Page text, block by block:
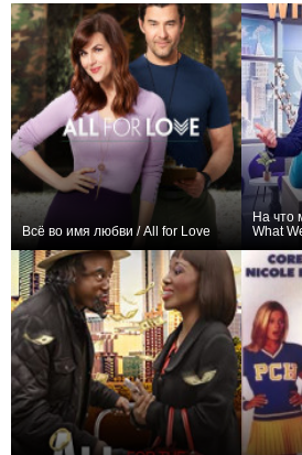
Всё во имя любви / All for Love
На что
What